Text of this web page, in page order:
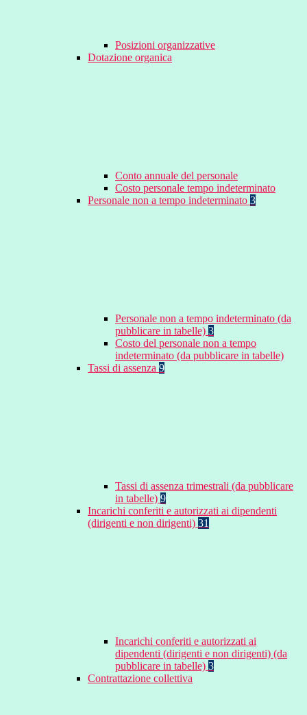
Posizioni organizzative
Dotazione organica
Conto annuale del personale
Costo personale tempo indeterminato
Personale non a tempo indeterminato 3
Personale non a tempo indeterminato (da
pubblicare in tabelle) 3
Costo del personale non a tempo
indeterminato (da pubblicare in tabelle)
Tassi di assenza 9
Tassi di assenza trimestrali (da pubblicare
in tabelle) 9
Incarichi conferiti e autorizzati ai dipendenti
(dirigenti e non dirigenti) 31
Incarichi conferiti e autorizzati ai
dipendenti (dirigenti e non dirigenti) (da
pubblicare in tabelle) 3
Contrattazione collettiva